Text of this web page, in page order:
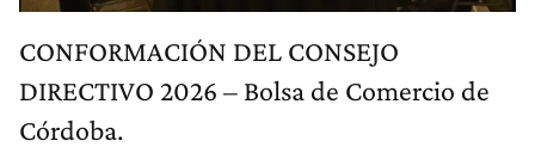
CONFORMACIÓN DEL CONSEJO
DIRECTIVO 2026 – Bolsa de Comercio de
Córdoba.